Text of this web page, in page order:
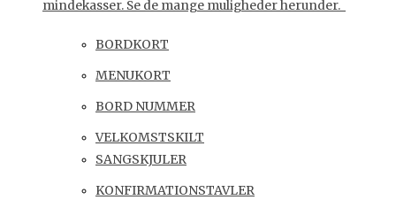
mindekasser. Se de mange muligheder herunder.
BORDKORT
MENUKORT
BORD NUMMER
VELKOMSTSKILT
SANGSKJULER
KONFIRMATIONSTAVLER